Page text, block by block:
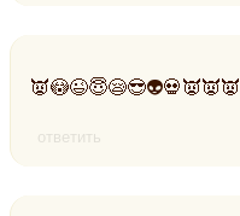
👿😳😉😇😪😎👽💀👿👿👿
ответить